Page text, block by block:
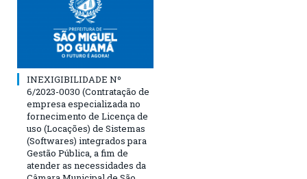
INEXIGIBILIDADE Nº
6/2023-0030 (Contratação de
empresa especializada no
fornecimento de Licença de
uso (Locações) de Sistemas
(Softwares) integrados para
Gestão Pública, a fim de
atender as necessidades da